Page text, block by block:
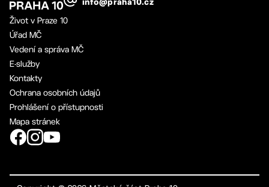
info@praha10.cz
Život v Praze 10
Úřad MČ
Vedení a správa MČ
E-služby
Kontakty
Ochrana osobních údajů
Prohlášení o přístupnosti
Mapa stránek